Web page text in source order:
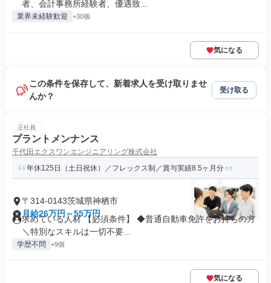
者、会計事務所経験者、優遇致...
業界未経験歓迎 +30個
気になる
この条件を保存して、新着求人を受け取りませ
んか？
受け取る
正社員
プラントメンナンス
千代田エクスワンエンジニアリング株式会社
年休125日（土日祝休）／フレックス制／賞与実績8.5ヶ月分
〒314-0143茨城県神栖市
月給26万円～55万円
求めている人材 【必須条件】 ◆普通自動車免許をお持ちの方
＼特別なスキルは一切不要...
学歴不問 +9個
気になる